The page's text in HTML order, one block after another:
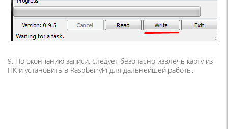
9. По окончанию записи, следует безопасно извлечь карту из
ПК и установить в RaspberryPi для дальнейшей работы.